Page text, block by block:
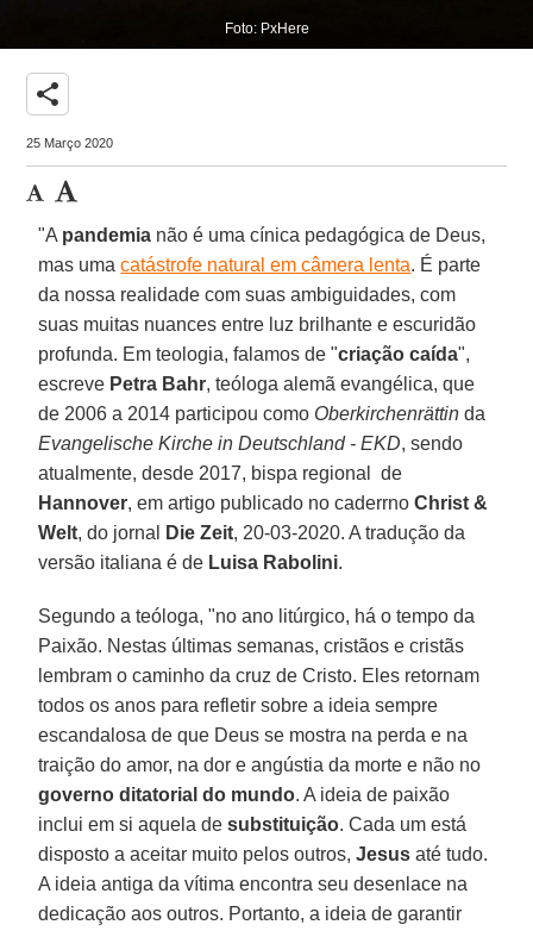
Foto: PxHere
share
25 Março 2020
"A pandemia não é uma cínica pedagógica de Deus,
mas umacatástrofe natural em câmera lenta. É parte
da nossa realidade com suas ambiguidades, com
suas muitas nuances entre luz brilhante e escuridão
profunda. Em teologia, falamos de "criação caída",
escreve Petra Bahr, teóloga alemã evangélica, que
de 2006 a 2014 participou como Oberkirchenrättin da
Evangelische Kirche in Deutschland - EKD, sendo
atualmente, desde 2017, bispa regional de
Hannover, em artigo publicado no caderrnoChrist &
Welt, do jornal Die Zeit, 20-03-2020. A tradução da
versão italiana é de Luisa Rabolini.
Segundo a teóloga, "no ano litúrgico, há o tempo da
Paixão. Nestas últimas semanas, cristãos e cristãs
lembram o caminho da cruz de Cristo. Eles retornam
todos os anos para refletir sobre a ideia sempre
escandalosa de que Deus se mostra na perda e na
traição do amor, na dor e angústia da morte e não no
governo ditatorial do mundo. A ideia de paixão
inclui em si aquela desubstituição. Cada um está
disposto a aceitar muito pelos outros,Jesus até tudo.
A ideia antiga da vítima encontra seu desenlace na
dedicação aos outros. Portanto, a ideia de garantir